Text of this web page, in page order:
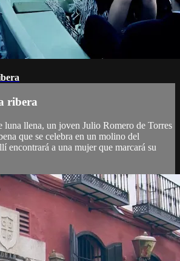
ribera
luna llena, un joven Julio Romero de Torres
que se celebra en un molino del
encontrará a una mujer que marcará su